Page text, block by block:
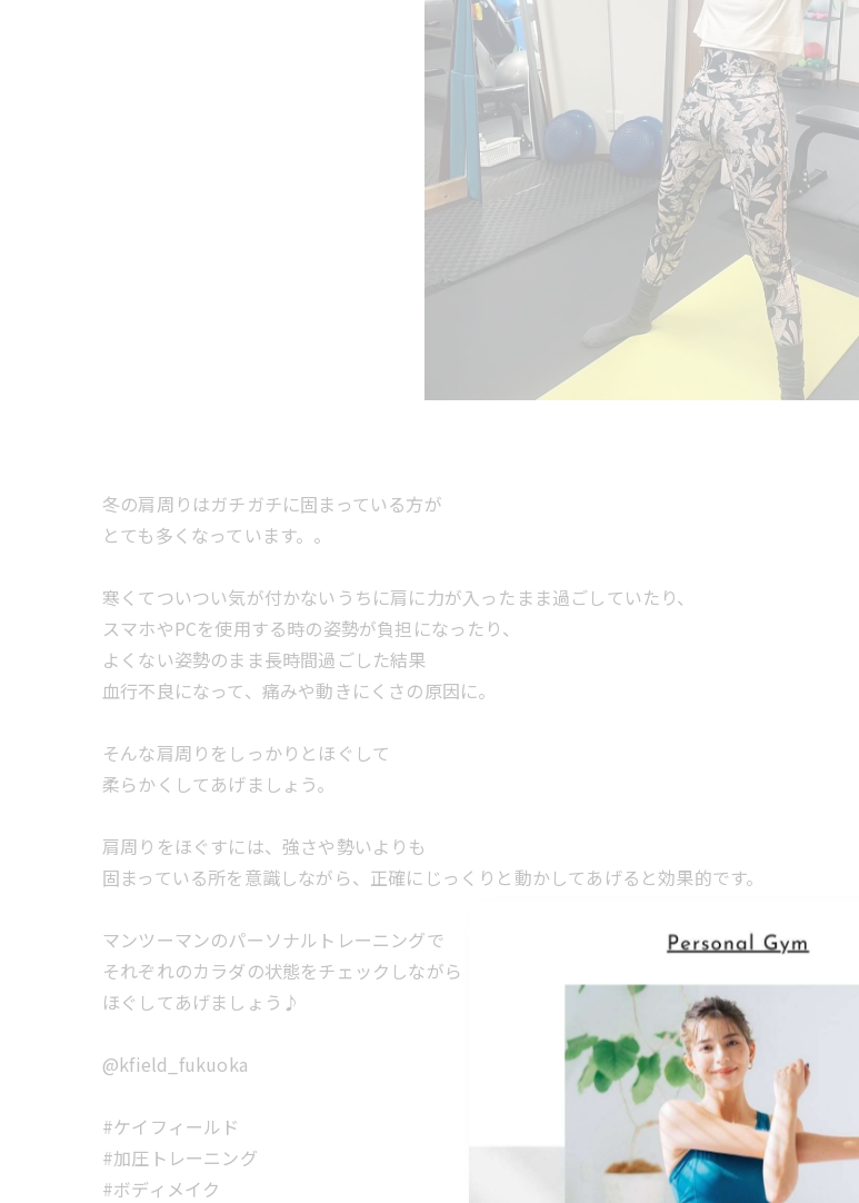
冬の肩周りはガチガチに固まっている方が
とても多くなっています。。
寒くてついつい気が付かないうちに肩に力が入ったまま過ごしていたり、
スマホやPCを使用する時の姿勢が負担になったり、
よくない姿勢のまま長時間過ごした結果
血行不良になって、痛みや動きにくさの原因に。
そんな肩周りをしっかりとほぐして
柔らかくしてあげましょう。
肩周りをほぐすには、強さや勢いよりも
固まっている所を意識しながら、正確にじっくりと動かしてあげると効果的です。
マンツーマンのパーソナルトレーニングで
それぞれのカラダの状態をチェックしながら
ほぐしてあげましょう♪
@kfield_fukuoka
#ケイフィールド
#加圧トレーニング
#ボディメイク